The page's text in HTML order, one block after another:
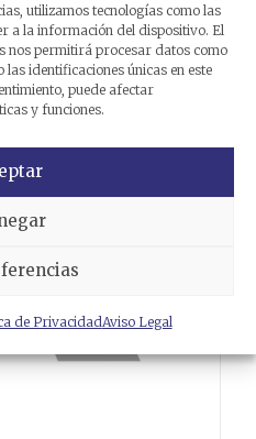
utilizamos tecnologías como las
a la información del dispositivo. El
nos permitirá procesar datos como
identificaciones únicas en este
puede afectar
y funciones.
de PrivacidadAviso Legal